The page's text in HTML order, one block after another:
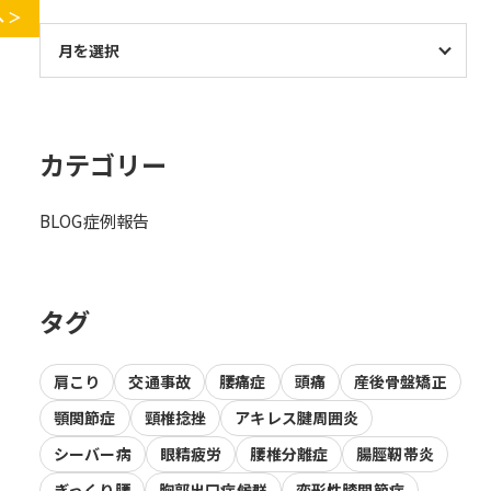
＞
カテゴリー
BLOG症例報告
タグ
肩こり 交通事故 腰痛症 頭痛
産後骨盤矯正
顎関節症
頸椎捻挫
アキレス腱周囲炎
シーバー病
眼精疲労 腰椎分離症
腸脛靭帯炎